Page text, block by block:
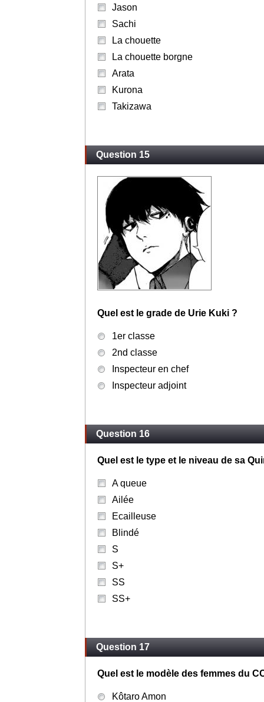
Jason
Sachi
La chouette
La chouette borgne
Arata
Kurona
Takizawa
Question 15
Quel est le grade de Urie Kuki ?
1er classe
2nd classe
Inspecteur en chef
Inspecteur adjoint
Question 16
Quel est le type et le niveau de sa
A queue
Ailée
Ecailleuse
Blindé
S
S+
SS
SS+
Question 17
Quel est le modèle des femmes du
Kôtaro Amon